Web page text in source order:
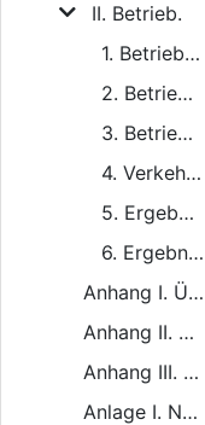
II. Betrieb.
1. Betriebslänge.
2. Betriebsorganisation im allgemeinen. [...]
3. Betriebsdienst.
4. Verkehrsverhältnisse.
5. Ergebnisse des Eisenbahnbetriebes.*)
6. Ergebnisse des Fährenbetriebes.
Anhang I. Übersicht über die Anzahl der [...] gestellten und der weiter angeforderten, aber nicht rechtzeitig gestellten Güterwagen.
Anhang II. Übersicht über die planmäßige Dauer des täglichen Dienstes des Eisenbahnbetriebspersonals.
Anhang III. Übersicht über die planmäßigen Ruhetage des Eisenbahnbetriebspersonals.
Anlage I. Nachweis des Anlagekapitals und der Aufwendungen für die Erweiterungen [...]